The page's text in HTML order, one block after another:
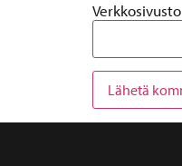
Verkkosivusto